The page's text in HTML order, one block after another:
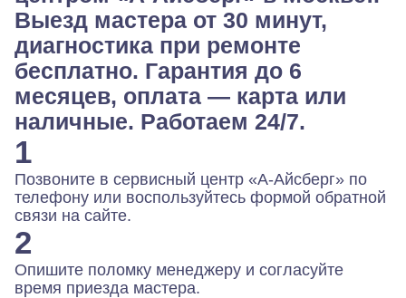
Выезд мастера от 30 минут,
диагностика при ремонте
бесплатно. Гарантия до 6
месяцев, оплата — карта или
наличные. Работаем 24/7.
1
Позвоните в сервисный центр «А-Айсберг» по
телефону или воспользуйтесь формой обратной
связи на сайте.
2
Опишите поломку менеджеру и согласуйте
время приезда мастера.